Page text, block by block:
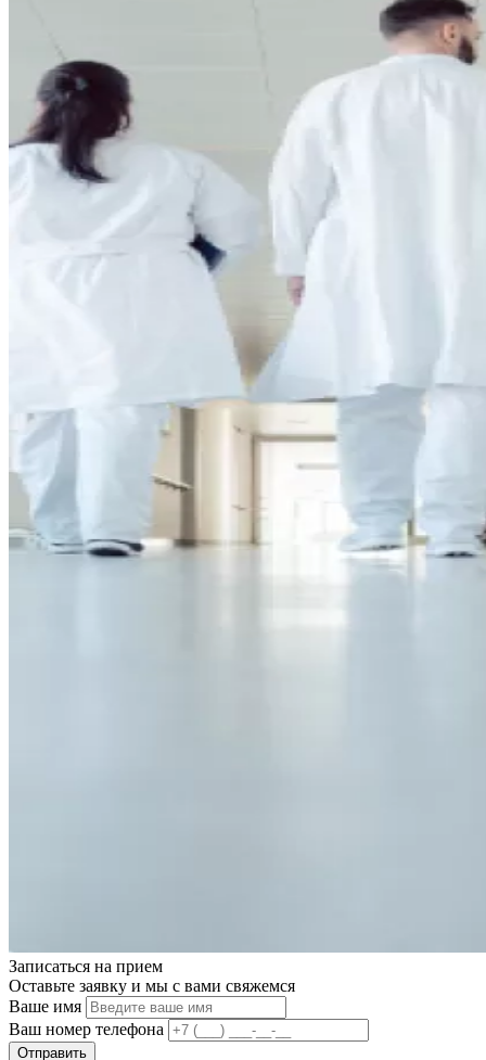
Записаться на прием
Оставьте заявку и мы с вами свяжемся
Ваше имя
Ваш номер телефона
Отправить